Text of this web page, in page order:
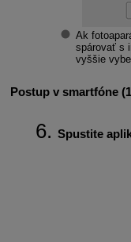
Ak
spárovať s
vyššie
Postup v smartfóne
Spustite